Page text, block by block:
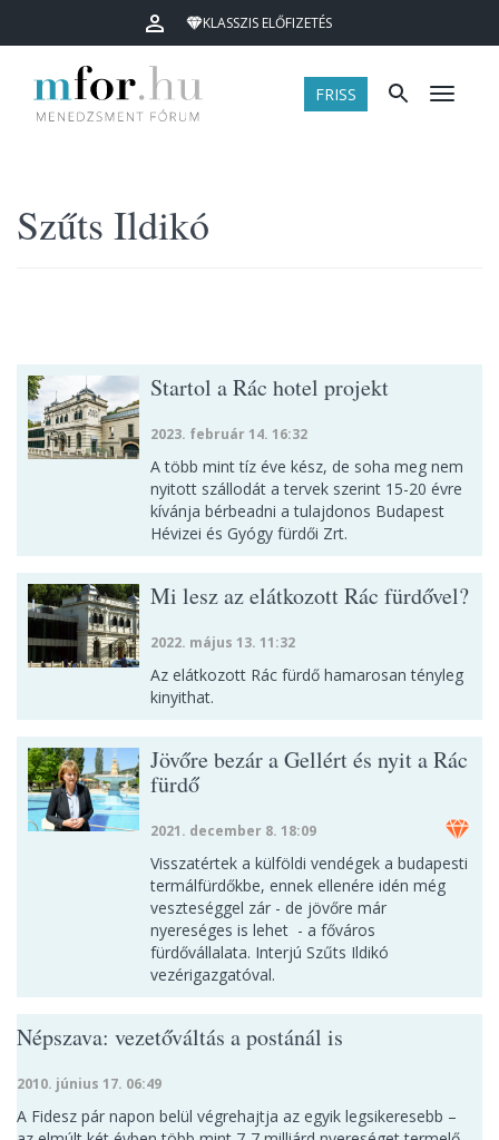
KLASSZIS ELŐFIZETÉS
FRISS Menü
Szűts Ildikó
Startol a Rác hotel projekt
2023. február 14. 16:32
A több mint tíz éve kész, de soha meg nem
nyitott szállodát a tervek szerint 15-20 évre
kívánja bérbeadni a tulajdonos Budapest
Hévizei és Gyógy fürdői Zrt.
Mi lesz az elátkozott Rác fürdővel?
2022. május 13. 11:32
Az elátkozott Rác fürdő hamarosan tényleg
kinyithat.
Jövőre bezár a Gellért és nyit a Rác
fürdő
2021. december 8. 18:09
Visszatértek a külföldi vendégek a budapesti
termálfürdőkbe, ennek ellenére idén még
veszteséggel zár - de jövőre már
nyereséges is lehet - a főváros
fürdővállalata. Interjú Szűts Ildikó
vezérigazgatóval.
Népszava: vezetőváltás a postánál is
2010. június 17. 06:49
A Fidesz pár napon belül végrehajtja az egyik legsikeresebb –